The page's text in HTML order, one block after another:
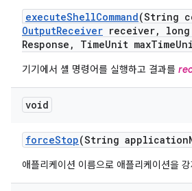
executeShellCommand(String
OutputReceiver receiver, long
Response , TimeUnit maxTime
기기에서 셸 명령어를 실행하고 결과를
void
forceStop(String application
애플리케이션 이름으로 애플리케이션을